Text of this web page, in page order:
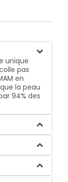
unique
pas
en
la peau
94% des